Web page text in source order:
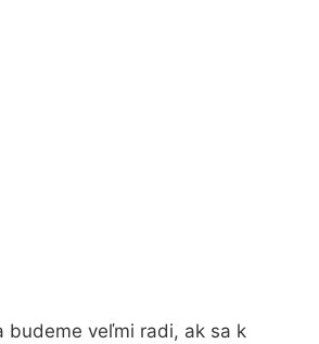
budeme veľmi radi, ak sa k